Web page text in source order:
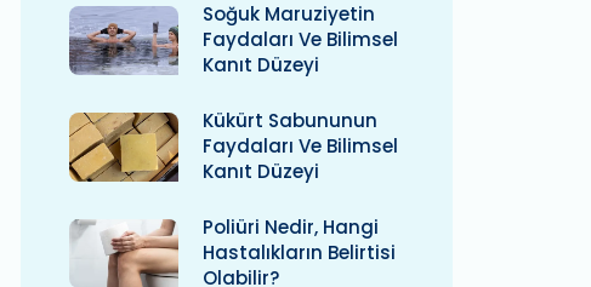
Soğuk Maruziyetin
Faydaları Ve Bilimsel
Kanıt Düzeyi
Kükürt Sabununun
Faydaları Ve Bilimsel
Kanıt Düzeyi
Poliüri Nedir, Hangi
Hastalıkların Belirtisi
Olabilir?